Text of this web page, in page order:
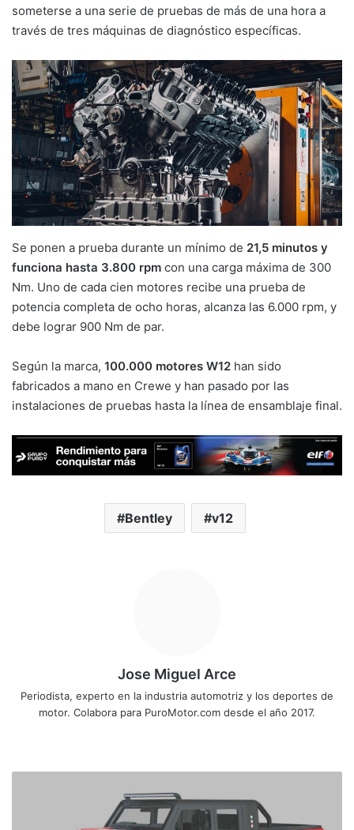
someterse a una serie de pruebas de más de una hora a
través de tres máquinas de diagnóstico específicas.
Se ponen a prueba durante un mínimo de 21,5 minutos y
funciona hasta 3.800 rpm con una carga máxima de 300
Nm. Uno de cada cien motores recibe una prueba de
potencia completa de ocho horas, alcanza las 6.000 rpm, y
debe lograr 900 Nm de par.
Según la marca, 100.000 motores W12 han sido
fabricados a mano en Crewe y han pasado por las
instalaciones de pruebas hasta la línea de ensamblaje final.
Bentley v12
Jose Miguel Arce
Periodista, experto en la industria automotriz y los deportes de
motor. Colabora para PuroMotor.com desde el año 2017.